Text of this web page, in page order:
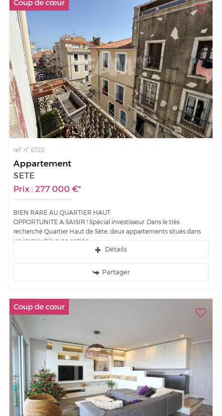
ref. n° 6722
Appartement
SETE
Prix : 277 000 €*
BIEN RARE AU QUARTIER HAUT
OPPORTUNITE A SAISIR ! Spécial investisseur. Dans le très
recherché Quartier Haut de Sète, deux appartements situés dans
un immeuble avec entrée...
Détails
Partager